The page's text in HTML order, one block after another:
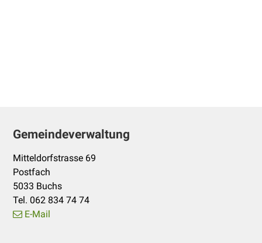
Footer
Gemeindeverwaltung
Mitteldorfstrasse 69
Postfach
5033 Buchs
Tel. 062 834 74 74
E-Mail